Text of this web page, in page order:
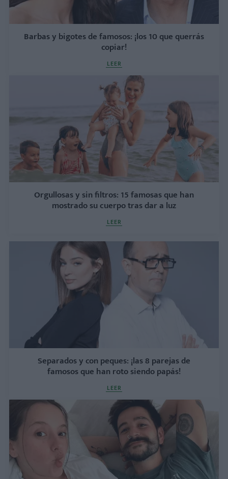
Barbas y bigotes de famosos: ¡los 10 que querrás
copiar!
LEER
Orgullosas y sin filtros: 15 famosas que han
mostrado su cuerpo tras dar a luz
LEER
Separados y con peques: ¡las 8 parejas de
famosos que han roto siendo papás!
LEER